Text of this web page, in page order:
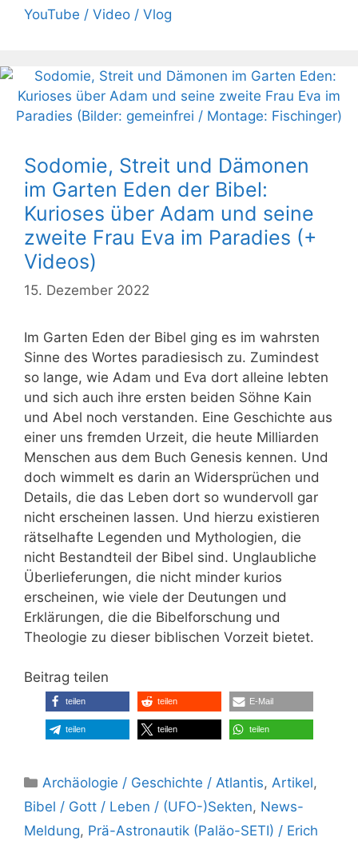
YouTube / Video / Vlog
Sodomie, Streit und Dämonen
im Garten Eden der Bibel:
Kurioses über Adam und seine
zweite Frau Eva im Paradies (+
Videos)
15. Dezember 2022
Im Garten Eden der Bibel ging es im wahrsten
Sinne des Wortes paradiesisch zu. Zumindest
so lange, wie Adam und Eva dort alleine lebten
und sich auch ihre ersten beiden Söhne Kain
und Abel noch verstanden. Eine Geschichte aus
einer uns fremden Urzeit, die heute Milliarden
Menschen aus dem Buch Genesis kennen. Und
doch wimmelt es darin an Widersprüchen und
Details, die das Leben dort so wundervoll gar
nicht erscheinen lassen. Und hierzu existieren
rätselhafte Legenden und Mythologien, die
nicht Bestandteil der Bibel sind. Unglaubliche
Überlieferungen, die nicht minder kurios
erscheinen, wie viele der Deutungen und
Erklärungen, die die Bibelforschung und
Theologie zu dieser biblischen Vorzeit bietet.
Beitrag teilen
teilen teilen E-Mail
teilen teilen teilen
Kategorien
Archäologie / Geschichte / Atlantis,Artikel,
Bibel / Gott / Leben / (UFO-)Sekten, News-
Meldung, Prä-Astronautik (Paläo-SETI) / Erich